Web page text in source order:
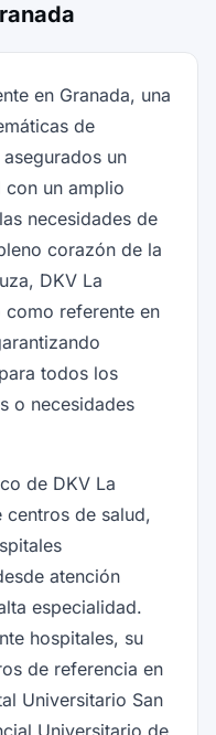
en Granada, una
de
un
un amplio
necesidades de
corazón de la
DKV La
como referente en
todos los
o necesidades
de DKV La
centros de salud,
atención
especialidad.
hospitales, su
de referencia en
Universitario San
Universitario de